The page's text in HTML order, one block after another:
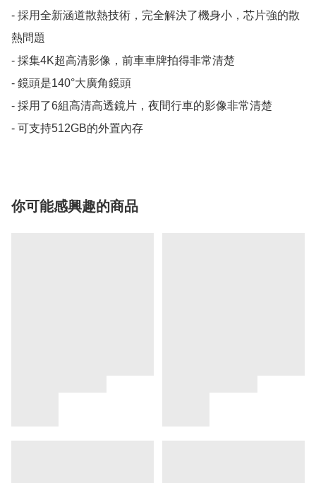
- 採用全新涵道散熱技術，完全解決了機身小，芯片強的散
熱問題
- 採集4K超高清影像，前車車牌拍得非常清楚
- 鏡頭是140°大廣角鏡頭
- 採用了6組高清高透鏡片，夜間行車的影像非常清楚
- 可支持512GB的外置內存
你可能感興趣的商品